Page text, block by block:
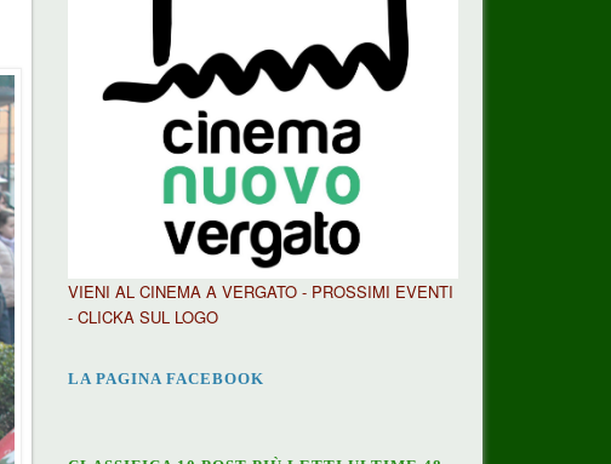
VIENI AL CINEMA A VERGATO - PROSSIMI EVENTI
- CLICKA SUL LOGO
LA PAGINA FACEBOOK